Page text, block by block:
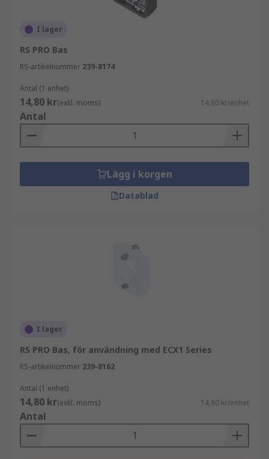
I lager
RS PRO Bas
RS-artikelnummer 239-8174
Antal (1 enhet)
14,80 kr(exkl. moms) 14,80 kr/enhet
Antal
Lägg i korgen
Datablad
I lager
RS PRO Bas, för användning med ECX1 Series
RS-artikelnummer 239-8162
Antal (1 enhet)
14,80 kr(exkl. moms) 14,80 kr/enhet
Antal